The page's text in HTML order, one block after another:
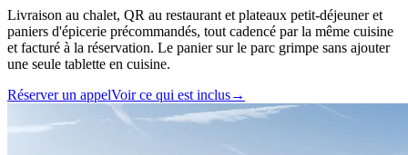
Livraison au chalet, QR au restaurant et plateaux petit-déjeuner et
paniers d'épicerie précommandés, tout cadencé par la même cuisine
et facturé à la réservation. Le panier sur le parc grimpe sans ajouter
une seule tablette en cuisine.
Réserver un appelVoir ce qui est inclus→